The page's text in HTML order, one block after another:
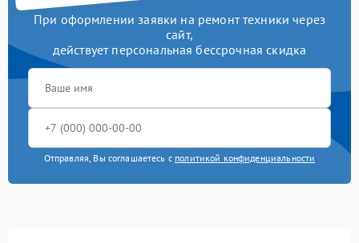
При оформлении заявки на ремонт техники через
сайт,
действует персональная бессрочная скидка
Отправляя, Вы соглашаетесь с политикой конфиденциальности